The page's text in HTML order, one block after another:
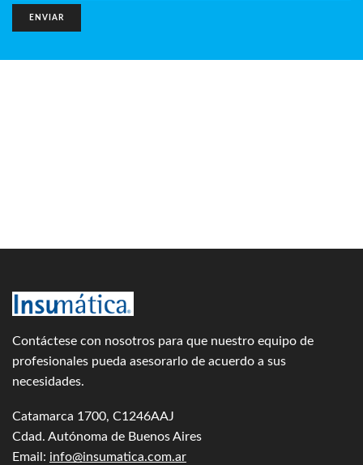
Contáctese con nosotros para que nuestro equipo de
profesionales pueda asesorarlo de acuerdo a sus
necesidades.
Catamarca 1700, C1246AAJ
Cdad. Autónoma de Buenos Aires
Email: info@insumatica.com.ar